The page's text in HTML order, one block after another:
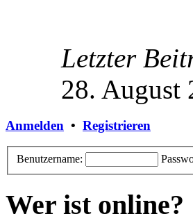
Letzter
28. August
Anmelden • Registrieren
Benutzername:
Wer ist online?